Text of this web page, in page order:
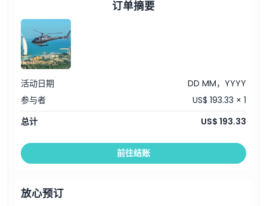
订单摘要
活动日期
DD MM，YYYY
参与者
US$ 193.33 × 1
总计
US$ 193.33
前往结账
放心预订